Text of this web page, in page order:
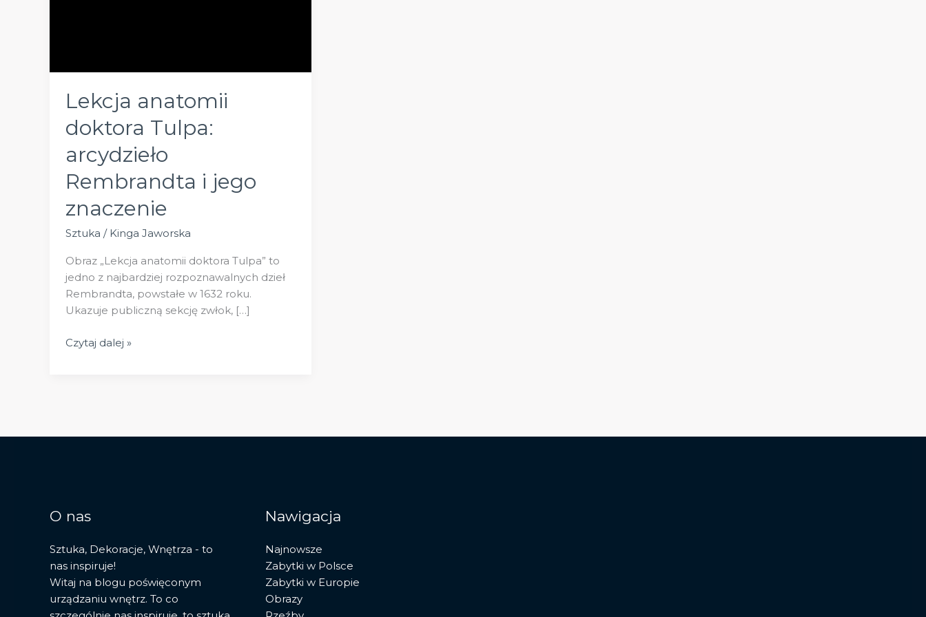
Lekcja anatomii
doktora Tulpa:
arcydzieło
Rembrandta i jego
znaczenie
Sztuka / Kinga Jaworska
Obraz „Lekcja anatomii doktora Tulpa” to
jedno z najbardziej rozpoznawalnych dzieł
Rembrandta, powstałe w 1632 roku.
Ukazuje publiczną sekcję zwłok, […]
Lekcja
i
Czytaj dalej »
O nas
Sztuka, Dekoracje, Wnętrza - to
nas inspiruje!
Witaj na blogu poświęconym
urządzaniu wnętrz. To co
Nawigacja
Najnowsze
Zabytki w Polsce
Zabytki w Europie
Obrazy